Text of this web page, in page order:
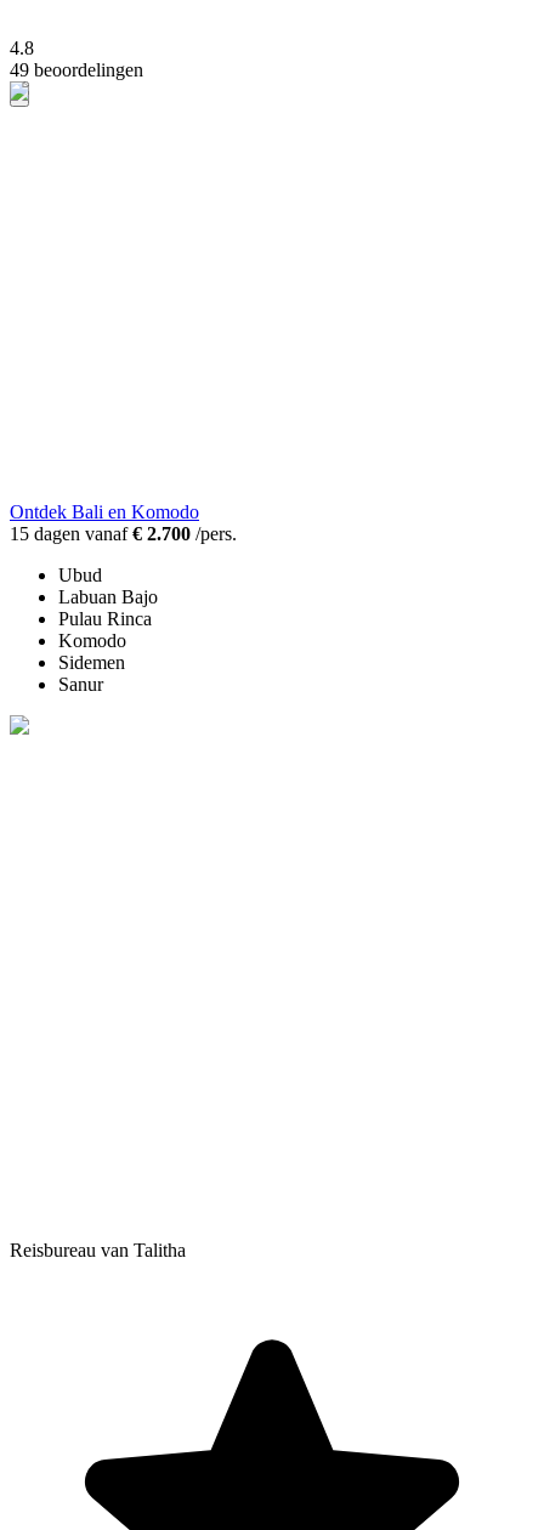
4.8
49 beoordelingen
Ontdek Bali en Komodo
15 dagen vanaf€ 2.700 /pers.
Ubud
Labuan Bajo
Pulau Rinca
Komodo
Sidemen
Sanur
Reisbureau van Talitha